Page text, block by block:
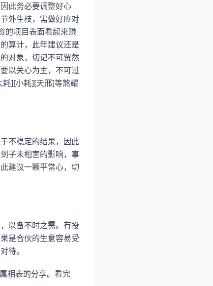
此务必要调整好心
外生枝，需做好应对
的项目表面看起来赚
算计，此年建议还是
对象，切记不可贸然
以关心为主，不可过
耗][小耗][天邢]等煞耀
不稳定的结果，因此
子未相害的影响，事
建议一颗平常心，切
以备不时之需。有投
是合伙的生意容易受
待。
相表的分享。看完